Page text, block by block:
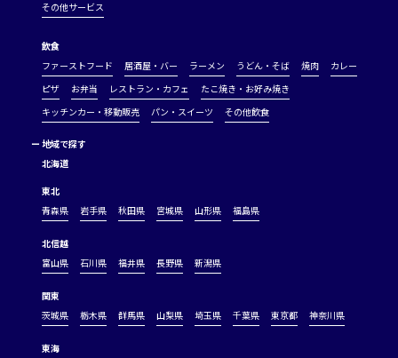
その他サービス
飲食
ファーストフード
居酒屋・バー ラーメン うどん・そば 焼肉
カレー
ピザ
お弁当 レストラン・カフェ
たこ焼き・お好み焼き
キッチンカー・移動販売
パン・スイーツ その他飲食
ー 地域で探す
北海道
東北
青森県
岩手県 秋田県 宮城県 山形県 福島県
北信越
富山県
石川県 福井県 長野県 新潟県
関東
茨城県
栃木県 群馬県 山梨県 埼玉県 千葉県 東京都 神奈川県
東海